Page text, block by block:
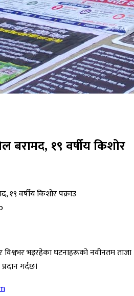
बरामद, १९ वर्षीय किशोर
भइरहेका घटनाहरूको नवीनतम ताजा
गर्दछ।